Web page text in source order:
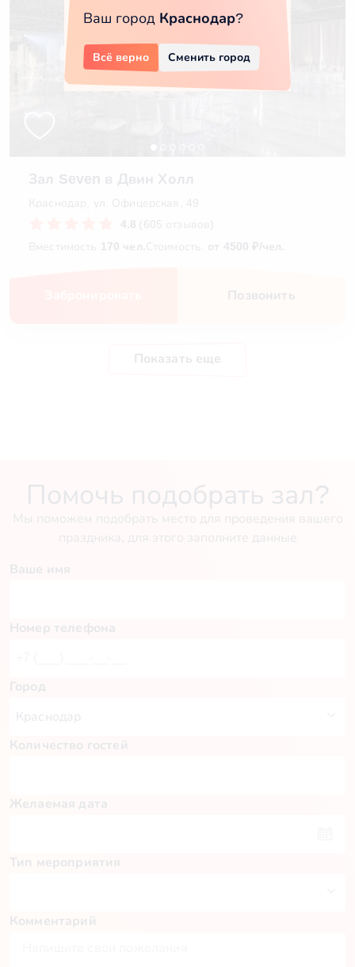
Зал Seven в Двин Холл
Краснодар, ул. Офицерская, 49
4.8 (605 отзывов)
Вместимость
170 чел.Стоимость: от 4500 ₽/чел.
Позвонить
Показать еще
Помочь подобрать зал?
Мы поможем подобрать место для проведения вашего
праздника, для этого заполните данные
Ваше имя
Номер телефона
Город
Количество гостей
Желаемая дата
Пн Вт
Тип мероприятия
Комментарий
Ваш город Краснодар?
Всё верно Сменить город